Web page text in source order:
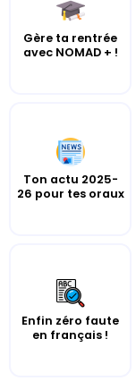
Gère ta rentrée
avec NOMAD + !
Ton actu 2025-
26 pour tes oraux
Enfin zéro faute
en français !